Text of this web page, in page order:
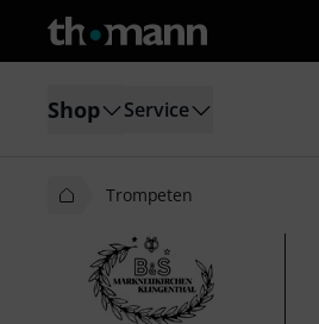
Shop Service
Trompeten